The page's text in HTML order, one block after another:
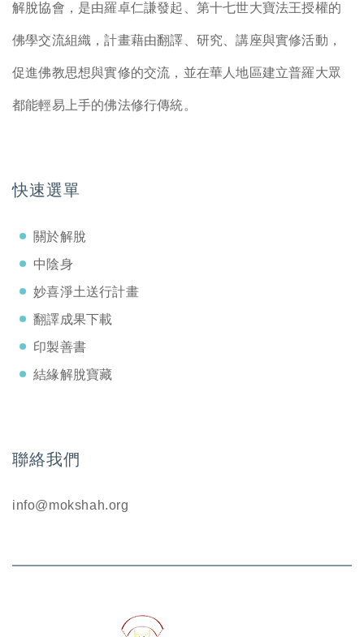
解脫協會，是由羅卓仁謙發起、第十七世大寶法王授權的
佛學交流組織，計畫藉由翻譯、研究、講座與實修活動，
促進佛教思想與實修的交流，並在華人地區建立普羅大眾
都能輕易上手的佛法修行傳統。
快速選單
關於解脫
中陰身
妙喜淨土送行計畫
翻譯成果下載
印製善書
結緣解脫寶藏
聯絡我們
info@mokshah.org